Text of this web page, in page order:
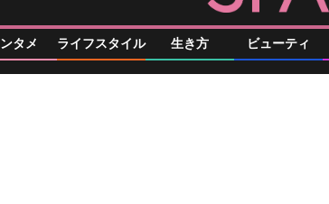
タメ ライフスタイル 生き方 ビューティ